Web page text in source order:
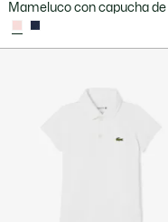
Mameluco con capucha